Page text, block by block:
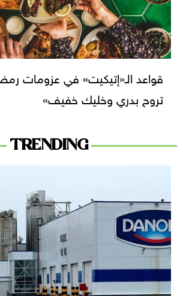
قواعد الـ«إتيكيت» في عزومات
تروح بدري وخليك خفيف»
TRENDING